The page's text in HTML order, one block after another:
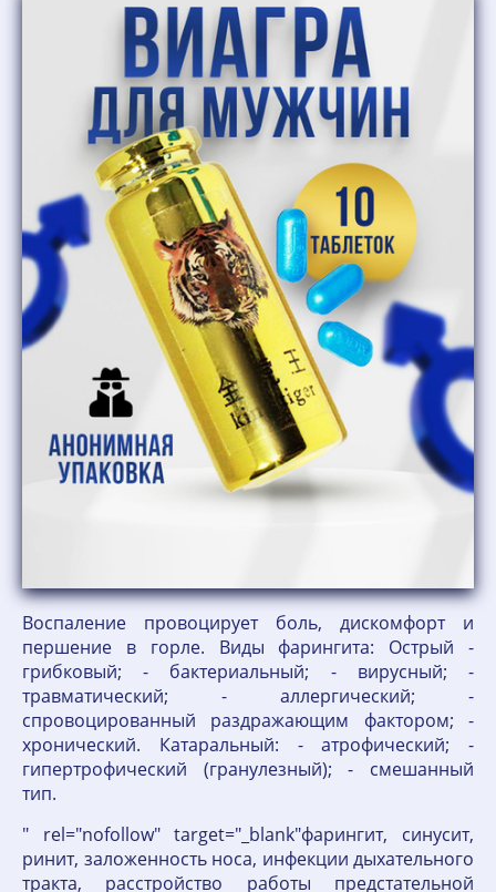
Воспаление провоцирует боль, дискомфорт и
першение в горле. Виды фарингита: Острый -
грибковый; - бактериальный; - вирусный; -
травматический; - аллергический; -
спровоцированный раздражающим фактором; -
хронический. Катаральный: - атрофический; -
гипертрофический (гранулезный); - смешанный
тип.
" rel="nofollow" target="_blank"фарингит, синусит,
ринит, заложенность носа, инфекции дыхательного
тракта, расстройство работы предстательной